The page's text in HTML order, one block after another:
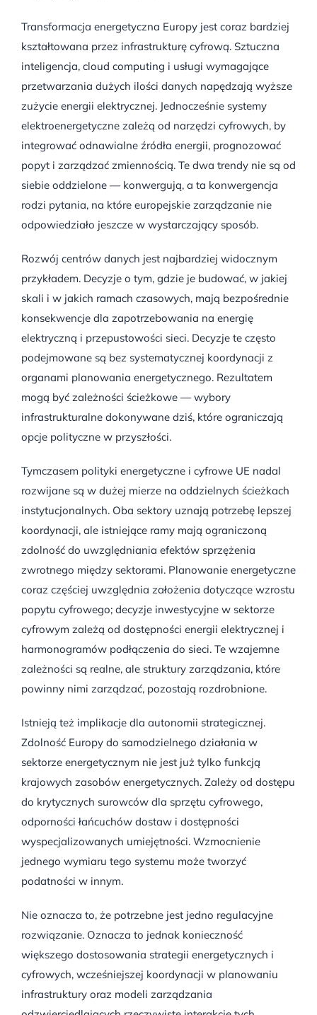
Transformacja energetyczna Europy jest coraz bardziej
kształtowana przez infrastrukturę cyfrową. Sztuczna
inteligencja, cloud computing i usługi wymagające
przetwarzania dużych ilości danych napędzają wyższe
zużycie energii elektrycznej. Jednocześnie systemy
elektroenergetyczne zależą od narzędzi cyfrowych, by
integrować odnawialne źródła energii, prognozować
popyt i zarządzać zmiennością. Te dwa trendy nie są od
siebie oddzielone — konwergują, a ta konwergencja
rodzi pytania, na które europejskie zarządzanie nie
odpowiedziało jeszcze w wystarczający sposób.
Rozwój centrów danych jest najbardziej widocznym
przykładem. Decyzje o tym, gdzie je budować, w jakiej
skali i w jakich ramach czasowych, mają bezpośrednie
konsekwencje dla zapotrzebowania na energię
elektryczną i przepustowości sieci. Decyzje te często
podejmowane są bez systematycznej koordynacji z
organami planowania energetycznego. Rezultatem
mogą być zależności ścieżkowe — wybory
infrastrukturalne dokonywane dziś, które ograniczają
opcje polityczne w przyszłości.
Tymczasem polityki energetyczne i cyfrowe UE nadal
rozwijane są w dużej mierze na oddzielnych ścieżkach
instytucjonalnych. Oba sektory uznają potrzebę lepszej
koordynacji, ale istniejące ramy mają ograniczoną
zdolność do uwzględniania efektów sprzężenia
zwrotnego między sektorami. Planowanie energetyczne
coraz częściej uwzględnia założenia dotyczące wzrostu
popytu cyfrowego; decyzje inwestycyjne w sektorze
cyfrowym zależą od dostępności energii elektrycznej i
harmonogramów podłączenia do sieci. Te wzajemne
zależności są realne, ale struktury zarządzania, które
powinny nimi zarządzać, pozostają rozdrobnione.
Istnieją też implikacje dla autonomii strategicznej.
Zdolność Europy do samodzielnego działania w
sektorze energetycznym nie jest już tylko funkcją
krajowych zasobów energetycznych. Zależy od dostępu
do krytycznych surowców dla sprzętu cyfrowego,
odporności łańcuchów dostaw i dostępności
wyspecjalizowanych umiejętności. Wzmocnienie
jednego wymiaru tego systemu może tworzyć
podatności w innym.
Nie oznacza to, że potrzebne jest jedno regulacyjne
rozwiązanie. Oznacza to jednak konieczność
większego dostosowania strategii energetycznych i
cyfrowych, wcześniejszej koordynacji w planowaniu
infrastruktury oraz modeli zarządzania